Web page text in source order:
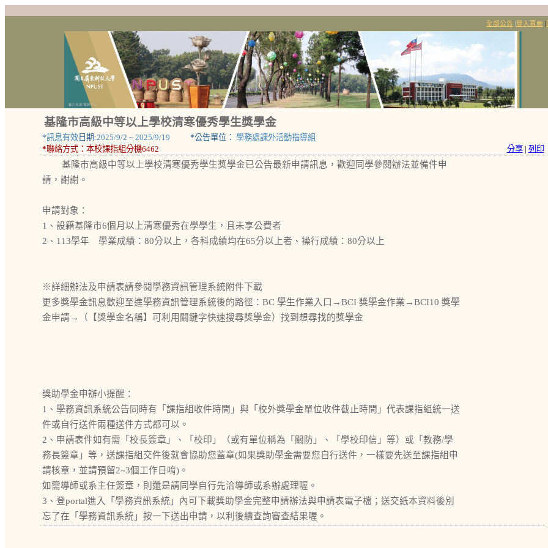
全部公告 登入頁面
基隆市高級中等以上學校清寒優秀學生獎學金
*訊息有效日期:2025/9/2 ~ 2025/9/19 *公告單位： 學務處課外活動指導組
*聯絡方式： 本校課指組分機6462 分享 | 列印
基隆市高級中等以上學校清寒優秀學生獎學金已公告最新申請訊息，歡迎同學參閱辦法並備件申
請，謝謝。
申請對象：
1、設籍基隆市6個月以上清寒優秀在學學生，且未享公費者
2、113學年 學業成績：80分以上，各科成績均在65分以上者、操行成績：80分以上
※詳細辦法及申請表請參閱學務資訊管理系統附件下載
更多獎學金訊息歡迎至進學務資訊管理系統後的路徑：BC 學生作業入口→BCI 獎學金作業→BCI10 獎學
金申請→（【獎學金名稱】可利用關鍵字快速搜尋獎學金）找到想尋找的獎學金
獎助學金申辦小提醒：
1、學務資訊系統公告同時有「課指組收件時間」與「校外獎學金單位收件截止時間」代表課指組統一送
件或自行送件兩種送件方式都可以。
2、申請表件如有需「校長簽章」、「校印」（或有單位稱為「關防」、「學校印信」等）或「教務/學
務長簽章」等，送課指組交件後就會協助您蓋章(如果獎助學金需要您自行送件，一樣要先送至課指組申
請核章，並請預留2~3個工作日唷)。
如需導師或系主任簽章，則還是請同學自行先洽導師或系辦處理喔。
3、登portal進入「學務資訊系統」內可下載獎助學金完整申請辦法與申請表電子檔；送交紙本資料後別
忘了在「學務資訊系統」按一下送出申請，以利後續查詢審查結果喔。